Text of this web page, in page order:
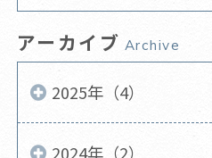
アーカイブ Archive
2025年（4）
2024年（2）